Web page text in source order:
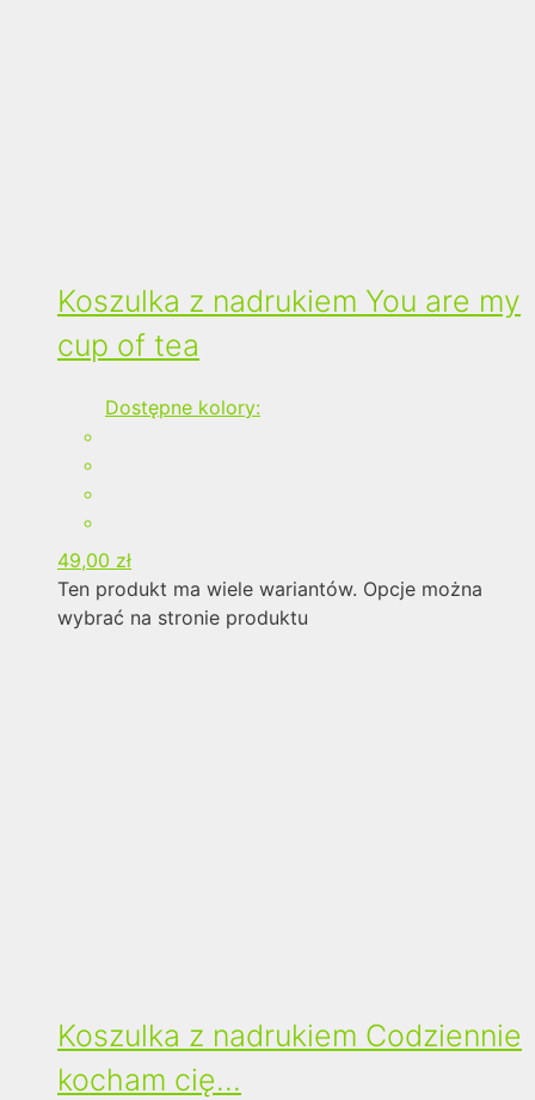
Koszulka z nadrukiem You are my
cup of tea
Dostępne kolory:
49,00 zł
Ten produkt ma wiele wariantów. Opcje można
wybrać na stronie produktu
Koszulka z nadrukiem Codziennie
kocham cię…